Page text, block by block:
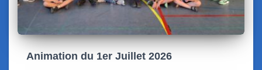
Animation du 1er Juillet 2026